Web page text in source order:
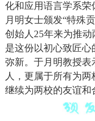
化和应用语言学系荣
月明女士颁发“特殊
创始人25年来为推
是这份以初心致匠心
弥新。于月明教授
人，更属于所有为
继续为两校的友谊和